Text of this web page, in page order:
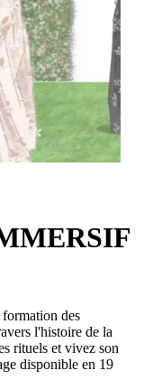
des
l'histoire de la
rituels et vivez son
disponible en 19